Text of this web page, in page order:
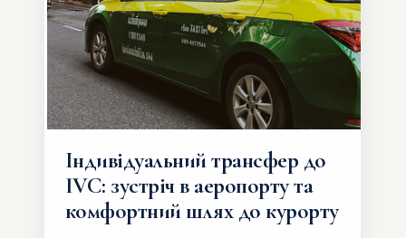
Індивідуальний трансфер до
IVC: зустріч в аеропорту та
комфортний шлях до курорту